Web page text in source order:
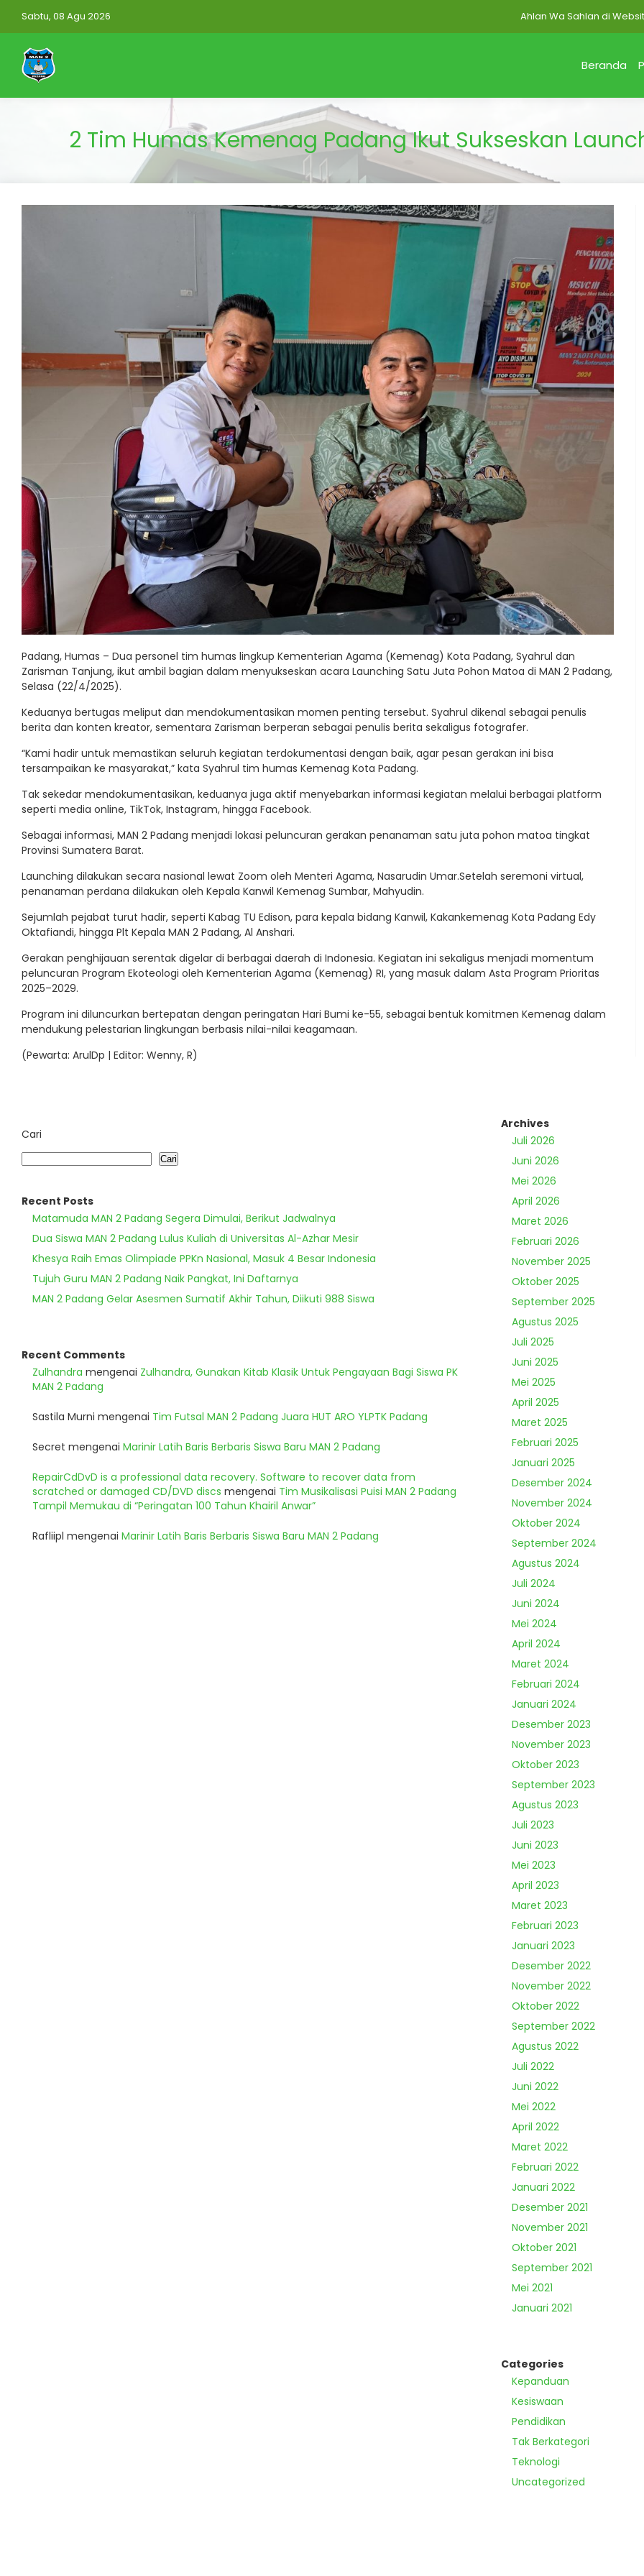
Sabtu, 08 Agu 2026 Ahlan Wa Sahlan di Website
Beranda
2 Tim Humas Kemenag Padang Ikut Sukseskan
Padang, Humas – Dua personel tim humas lingkup Kementerian Agama (Kemenag) Kota Padang, Syahrul dan
Zarisman Tanjung, ikut ambil bagian dalam menyukseskan acara Launching Satu Juta Pohon Matoa di MAN 2 Padang,
Selasa (22/4/2025).
Keduanya bertugas meliput dan mendokumentasikan momen penting tersebut. Syahrul dikenal sebagai penulis
berita dan konten kreator, sementara Zarisman berperan sebagai penulis berita sekaligus fotografer.
“Kami hadir untuk memastikan seluruh kegiatan terdokumentasi dengan baik, agar pesan gerakan ini bisa
tersampaikan ke masyarakat,” kata Syahrul tim humas Kemenag Kota Padang.
Tak sekedar mendokumentasikan, keduanya juga aktif menyebarkan informasi kegiatan melalui berbagai platform
seperti media online, TikTok, Instagram, hingga Facebook.
Sebagai informasi, MAN 2 Padang menjadi lokasi peluncuran gerakan penanaman satu juta pohon matoa tingkat
Provinsi Sumatera Barat.
Launching dilakukan secara nasional lewat Zoom oleh Menteri Agama, Nasarudin Umar.Setelah seremoni virtual,
penanaman perdana dilakukan oleh Kepala Kanwil Kemenag Sumbar, Mahyudin.
Sejumlah pejabat turut hadir, seperti Kabag TU Edison, para kepala bidang Kanwil, Kakankemenag Kota Padang Edy
Oktafiandi, hingga Plt Kepala MAN 2 Padang, Al Anshari.
Gerakan penghijauan serentak digelar di berbagai daerah di Indonesia. Kegiatan ini sekaligus menjadi momentum
peluncuran Program Ekoteologi oleh Kementerian Agama (Kemenag) RI, yang masuk dalam Asta Program Prioritas
2025–2029.
Program ini diluncurkan bertepatan dengan peringatan Hari Bumi ke-55, sebagai bentuk komitmen Kemenag dalam
mendukung pelestarian lingkungan berbasis nilai-nilai keagamaan.
(Pewarta: ArulDp | Editor: Wenny, R)
Cari
Cari
Recent Posts
Matamuda MAN 2 Padang Segera Dimulai, Berikut Jadwalnya
Dua Siswa MAN 2 Padang Lulus Kuliah di Universitas Al-Azhar Mesir
Khesya Raih Emas Olimpiade PPKn Nasional, Masuk 4 Besar Indonesia
Tujuh Guru MAN 2 Padang Naik Pangkat, Ini Daftarnya
MAN 2 Padang Gelar Asesmen Sumatif Akhir Tahun, Diikuti 988 Siswa
Recent Comments
Zulhandra mengenai Zulhandra, Gunakan Kitab Klasik Untuk Pengayaan Bagi Siswa PK
MAN 2 Padang
Sastila Murni mengenai Tim Futsal MAN 2 Padang Juara HUT ARO YLPTK Padang
Secret mengenai Marinir Latih Baris Berbaris Siswa Baru MAN 2 Padang
RepairCdDvD is a professional data recovery. Software to recover data from
scratched or damaged CD/DVD discs mengenai Tim Musikalisasi Puisi MAN 2 Padang
Tampil Memukau di “Peringatan 100 Tahun Khairil Anwar”
Rafliipl mengenai Marinir Latih Baris Berbaris Siswa Baru MAN 2 Padang
Archives
Juli 2026
Juni 2026
Mei 2026
April 2026
Maret 2026
Februari 2026
November 2025
Oktober 2025
September 2025
Agustus 2025
Juli 2025
Juni 2025
Mei 2025
April 2025
Maret 2025
Februari 2025
Januari 2025
Desember 2024
November 2024
Oktober 2024
September 2024
Agustus 2024
Juli 2024
Juni 2024
Mei 2024
April 2024
Maret 2024
Februari 2024
Januari 2024
Desember 2023
November 2023
Oktober 2023
September 2023
Agustus 2023
Juli 2023
Juni 2023
Mei 2023
April 2023
Maret 2023
Februari 2023
Januari 2023
Desember 2022
November 2022
Oktober 2022
September 2022
Agustus 2022
Juli 2022
Juni 2022
Mei 2022
April 2022
Maret 2022
Februari 2022
Januari 2022
Desember 2021
November 2021
Oktober 2021
September 2021
Mei 2021
Januari 2021
Categories
Kepanduan
Kesiswaan
Pendidikan
Tak Berkategori
Teknologi
Uncategorized